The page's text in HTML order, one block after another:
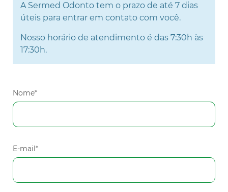
A Sermed Odonto tem o prazo de até 7 dias
úteis para entrar em contato com você.
Nosso horário de atendimento é das 7:30h às
17:30h.
Nome*
E-mail*